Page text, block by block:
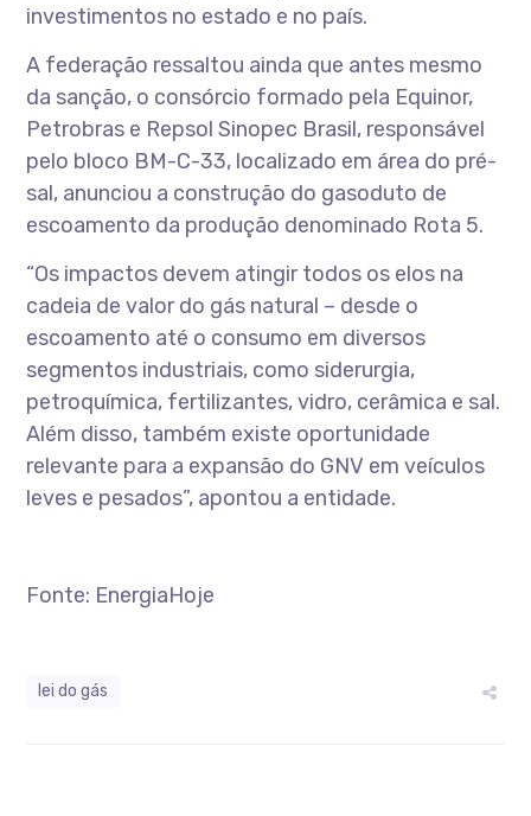
investimentos no estado e no país.
A federação ressaltou ainda que antes mesmo
da sanção, o consórcio formado pela Equinor,
Petrobras e Repsol Sinopec Brasil, responsável
pelo bloco BM-C-33, localizado em área do pré-
sal, anunciou a construção do gasoduto de
escoamento da produção denominado Rota 5.
“Os impactos devem atingir todos os elos na
cadeia de valor do gás natural – desde o
escoamento até o consumo em diversos
segmentos industriais, como siderurgia,
petroquímica, fertilizantes, vidro, cerâmica e sal.
Além disso, também existe oportunidade
relevante para a expansão do GNV em veículos
leves e pesados”, apontou a entidade.
Fonte: EnergiaHoje
lei do gás